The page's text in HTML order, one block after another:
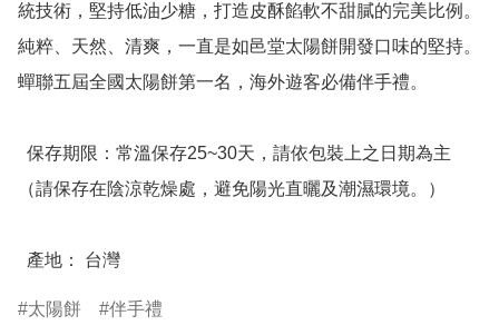
統技術，堅持低油少糖，打造皮酥餡軟不甜膩的完美比例。
純粹、天然、清爽，一直是如邑堂太陽餅開發口味的堅持。
蟬聯五屆全國太陽餅第一名，海外遊客必備伴手禮。
（請保存在陰涼乾燥處，避免陽光直曬及潮濕環境。）
  產地： 台灣
太陽餅 伴手禮